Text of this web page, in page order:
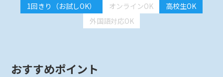
1回きり（お試しOK） オンラインOK
高校生OK
外国語対応OK
おすすめポイント